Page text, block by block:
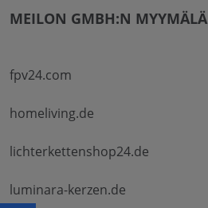
MEILON GMBH:N MYYMÄLÄ
fpv24.com
homeliving.de
lichterkettenshop24.de
luminara-kerzen.de